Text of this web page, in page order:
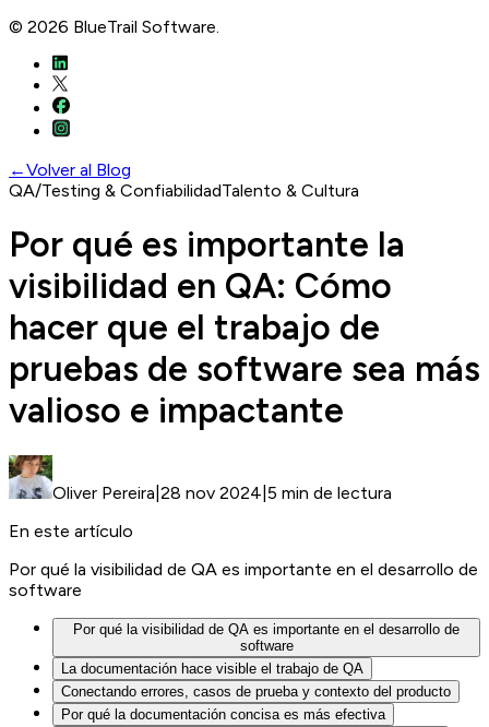
© 2026 BlueTrail Software.
←Volver al Blog
QA/Testing & ConfiabilidadTalento & Cultura
Por qué es importante la
visibilidad en QA: Cómo
hacer que el trabajo de
pruebas de software sea más
valioso e impactante
Oliver Pereira 28 nov 2024 5 min de lectura
En este artículo
Por qué la visibilidad de QA es importante en el desarrollo de
software
Por qué la visibilidad de QA es importante en el desarrollo de
software
La documentación hace visible el trabajo de QA
Conectando errores, casos de prueba y contexto del producto
Por qué la documentación concisa es más efectiva